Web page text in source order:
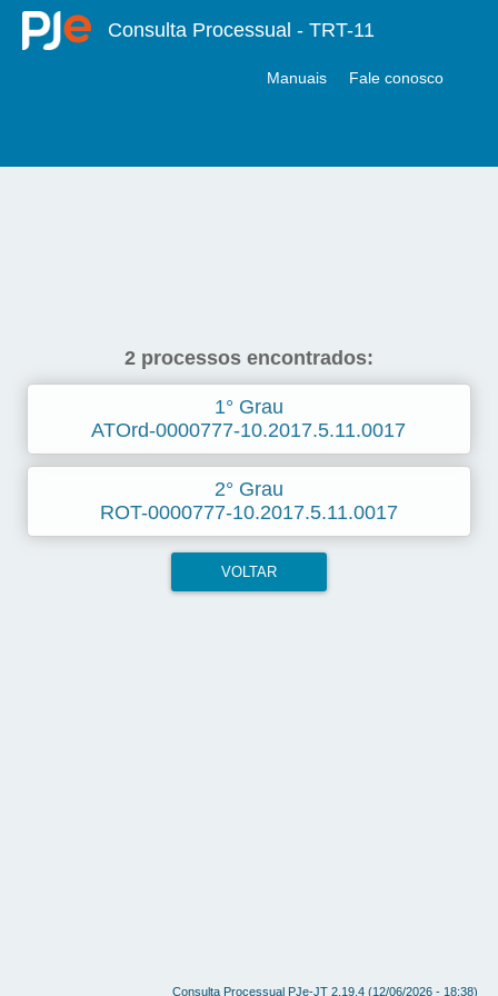
Consulta Processual - TRT-11
Manuais Fale conosco
2 processos encontrados:
1° Grau
ATOrd-0000777-10.2017.5.11.0017
2° Grau
ROT-0000777-10.2017.5.11.0017
VOLTAR
Consulta Processual PJe-JT 2.19.4 (12/06/2026 - 18:38)